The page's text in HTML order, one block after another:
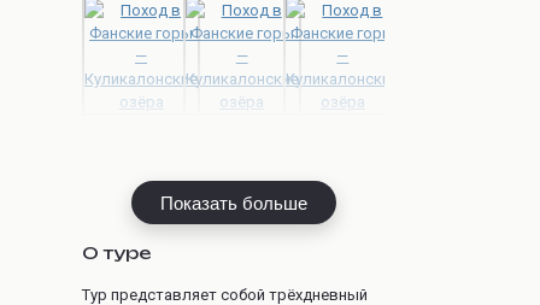
Показать больше
О туре
Тур представляет собой трёхдневный